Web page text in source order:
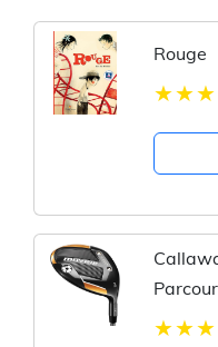
Rouge